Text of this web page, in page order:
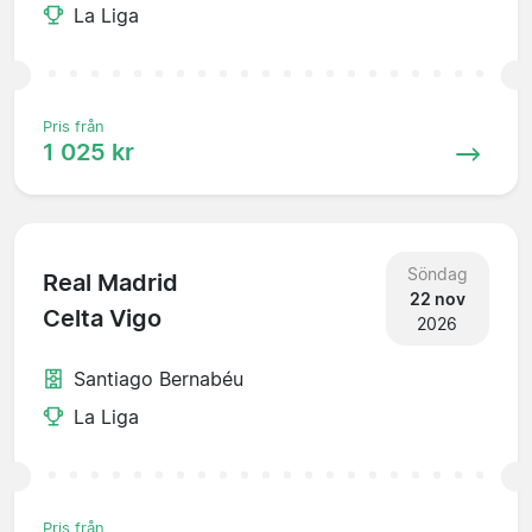
La Liga
Pris från
1 025 kr
Real Madrid
Celta Vigo
Söndag
22 nov
2026
Santiago Bernabéu
La Liga
Pris från